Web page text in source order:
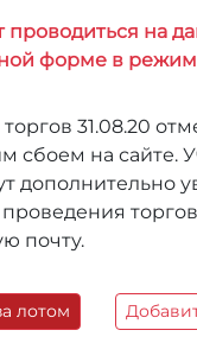
проводиться на
форме в
торгов 31.08.20
сбоем на сайте.
дополнительно
проведения
почту.
лотом